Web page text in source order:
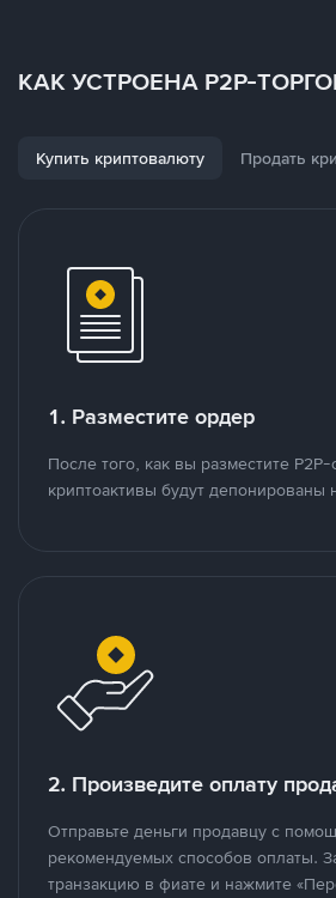
КАК УСТРОЕНА P2P-
Купить криптовалюту Продать
1. Разместите ордер
После того, как вы разместите
криптоактивы будут депонированы
2. Произведите оплату
Отправьте деньги продавцу с
рекомендуемых способов оплаты.
транзакцию в фиате и нажмите